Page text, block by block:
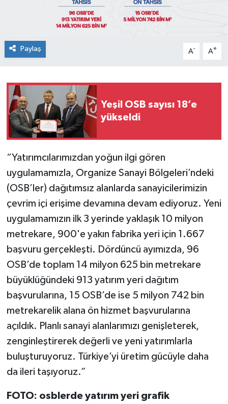
Paylaş A- A+
Yeşil OSB sayısı 18’e
yükseldi
“Yatırımcılarımızdan yoğun ilgi gören
uygulamamızla, Organize Sanayi Bölgeleri’ndeki
(OSB’ler) dağıtımsız alanlarda sanayicilerimizin
çevrim içi erişime devamına devam ediyoruz. Yeni
uygulamamızın ilk 3 yerinde yaklaşık 10 milyon
metrekare, 900'e yakın fabrika yeri için 1.667
başvuru gerçekleşti. Dördüncü ayımızda, 96
OSB’de toplam 14 milyon 625 bin metrekare
büyüklüğündeki 913 yatırım yeri dağıtım
başvurularına, 15 OSB’de ise 5 milyon 742 bin
metrekarelik alana ön hizmet başvurularına
açıldık. Planlı sanayi alanlarımızı genişleterek,
zenginleştirerek değerli ve yeni yatırımlarla
buluşturuyoruz. Türkiye’yi üretim gücüyle daha
da ileri taşıyoruz.”
FOTO: osblerde yatırım yeri grafik